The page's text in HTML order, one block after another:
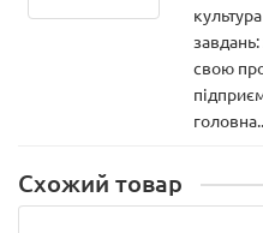
свою
Схожий товар